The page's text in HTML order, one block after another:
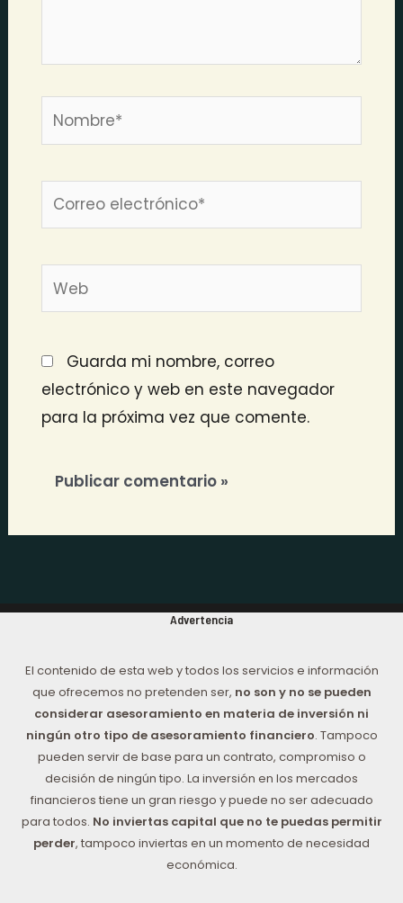
Nombre*
Correo
Web
Guarda mi nombre, correo
electrónico y web en este navegador
para la próxima vez que comente.
Advertencia
El contenido de esta web y todos los servicios e información
que ofrecemos no pretenden ser, no son y no se pueden
considerar asesoramiento en materia de inversión ni
ningún otro tipo de asesoramiento financiero. Tampoco
pueden servir de base para un contrato, compromiso o
decisión de ningún tipo. La inversión en los mercados
financieros tiene un gran riesgo y puede no ser adecuado
para todos. No inviertas capital que no te puedas permitir
perder, tampoco inviertas en un momento de necesidad
económica.